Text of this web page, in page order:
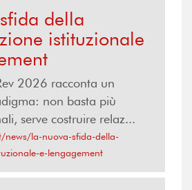
della
istituzionale
2026 racconta un
non basta più
serve costruire relaz...
news/la-nuova-sfida-della-
e-lengagement